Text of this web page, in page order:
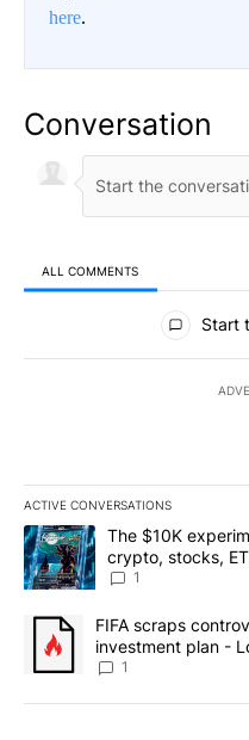
here.
Conversation
ALL COMMENTS
All Comments
Start
ACTIVE CONVERSATIONS
The following is a list of the
A trending article titled "The
The $10K
crypto, stocks,
8
1
A trending article titled
FIFA scraps
investment plan -
1